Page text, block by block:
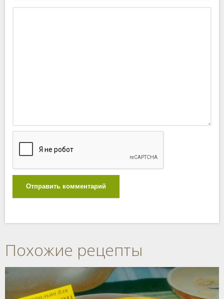
Отправить комментарий
Похожие рецепты